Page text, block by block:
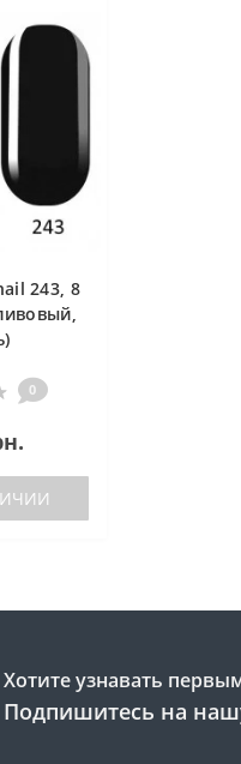
243, 8
0
Хотите узнавать
Подпишитесь на